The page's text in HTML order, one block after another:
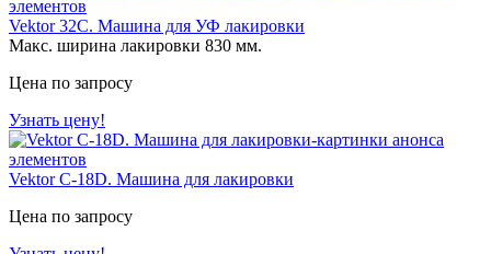
Vektor 32C. Машина для УФ лакировки
Макс. ширина лакировки 830 мм.
Цена по запросу
Узнать цену!
Vektor C-18D. Машина для лакировки
Цена по запросу